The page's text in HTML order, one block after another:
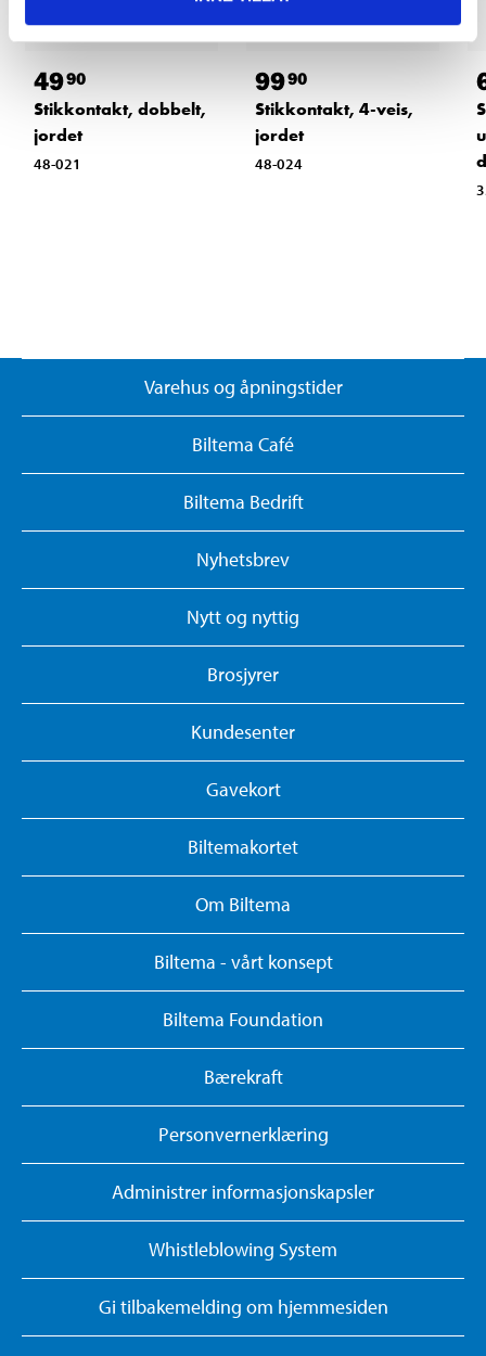
4990
Stikkontakt, dobbelt,
jordet
48-021
9990
Stikkontakt, 4-veis,
jordet
48-024
Varehus og åpningstider
Biltema Café
Biltema Bedrift
Nyhetsbrev
Nytt og nyttig
Brosjyrer
Kundesenter
Gavekort
Biltemakortet
Om Biltema
Biltema - vårt konsept
Biltema Foundation
Bærekraft
Personvernerklæring
Administrer informasjonskapsler
Whistleblowing System
Gi tilbakemelding om hjemmesiden